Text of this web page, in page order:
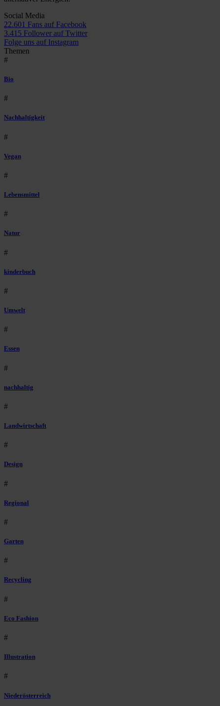
Social Media
22.601 Fans auf Facebook
3.415 Follower auf Twitter
Folge uns auf Instagram
Themen
#
Bio
#
Nachhaltigkeit
#
Vegan
#
Lebensmittel
#
Natur
#
kinderbuch
#
Umwelt
#
Essen
#
nachhaltig
#
Landwirtschaft
#
Design
#
Regional
#
Garten
#
Recycling
#
Eco Fashion
#
Illustration
#
Niederösterreich